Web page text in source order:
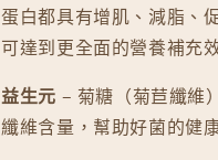
蛋白都具有增肌、減脂、
可達到更全面的營養補充
益生元 – 菊糖（菊苣纖維
纖維含量，幫助好菌的健